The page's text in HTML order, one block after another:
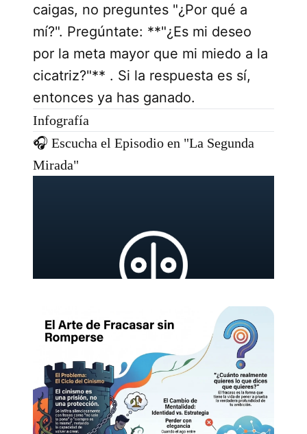
caigas, no preguntes "¿Por qué a
mí?". Pregúntate: **"¿Es mi deseo
por la meta mayor que mi miedo a la
cicatriz?"** . Si la respuesta es sí,
entonces ya has ganado.
Infografía
🎧 Escucha el Episodio en "La Segunda
Mirada"